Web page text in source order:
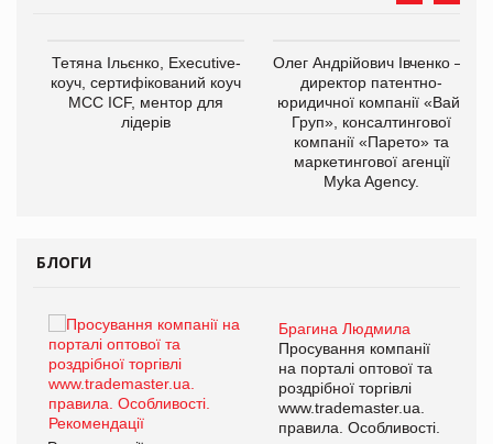
Тетяна Ільєнко, Executive-
коуч, сертифікований коуч
МСС ICF, ментор для
лідерів
Олег Андрійович Івченко —
директор патентно-
юридичної компанії «Вайз
Груп», консалтингової
компанії «Парето» та
маркетингової агенції
Myka Agency.
БЛОГИ
Брагина Людмила
Просування компанії
на порталі оптової та
роздрібної торгівлі
www.trademaster.ua.
правила. Особливості.